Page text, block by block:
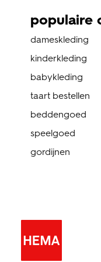
populaire
dameskleding
kinderkleding
babykleding
taart bestellen
beddengoed
speelgoed
gordijnen